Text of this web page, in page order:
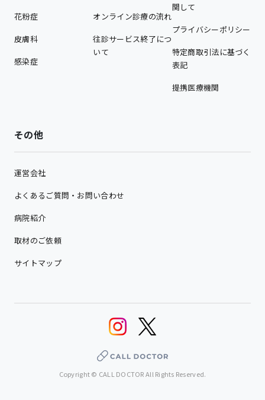
花粉症
皮膚科
感染症
オンライン診療の流れ
往診サービス終了につ
いて
関して
プライバシーポリシー
特定商取引法に基づく
表記
提携医療機関
その他
運営会社
よくあるご質問・お問い合わせ
病院紹介
取材のご依頼
サイトマップ
Copyright © CALL DOCTOR All Rights Reserved.